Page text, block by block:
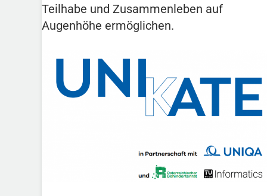
Teilhabe und Zusammenleben auf
Augenhöhe ermöglichen.